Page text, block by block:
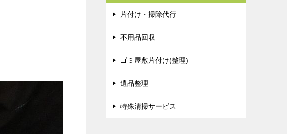
片付け・掃除代行
不用品回収
ゴミ屋敷片付け(整理)
遺品整理
特殊清掃サービス